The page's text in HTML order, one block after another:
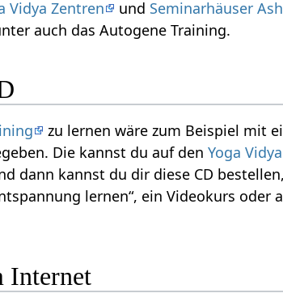
Vidya Zentren und Seminarhäuser
auch das Autogene Training.
zu lernen wäre zum Beispiel mit
Die kannst du auf denYoga
dann kannst du dir diese CD
lernen“, ein Videokurs
Internet